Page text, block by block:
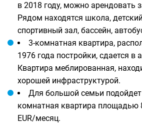
в 2018 году, можно арендовать
Рядом находятся школа,
спортивный зал, бассейн,
3-комнатная квартира,
1976 года постройки, сдается в
Квартира меблированная,
хорошей инфраструктурой.
Для большой семьи
комнатная квартира площадью
EUR/месяц.